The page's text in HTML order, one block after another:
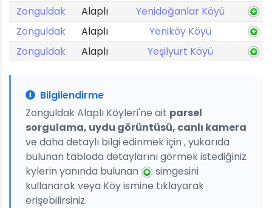
Zonguldak
Alaplı
Yenidoğanlar Köyü
Zonguldak
Alaplı
Yeniköy Köyü
Zonguldak
Alaplı Yeşilyurt Köyü
Bilgilendirme
Zonguldak Alaplı Köyleri'ne ait parsel
sorgulama, uydu görüntüsü, canlı kamera
ve daha detaylı bilgi edinmek için , yukarıda
bulunan tabloda detaylarını görmek istediğiniz
kylerin yanında bulunan
simgesini
kullanarak veya Köy ismine tıklayarak
erişebilirsiniz.